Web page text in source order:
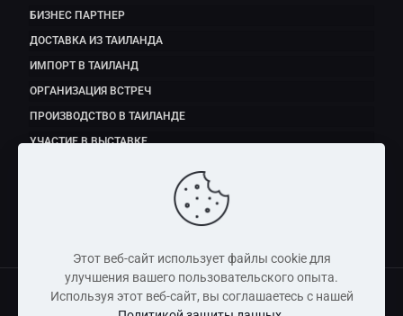
БИЗНЕС ПАРТНЕР
ДОСТАВКА ИЗ ТАИЛАНДА
ИМПОРТ В ТАИЛАНД
ОРГАНИЗАЦИЯ ВСТРЕЧ
ПРОИЗВОДСТВО В ТАИЛАНДЕ
УЧАСТИЕ В ВЫСТАВКЕ
Этот веб-сайт использует файлы cookie для
улучшения вашего пользовательского опыта.
Используя этот веб-сайт, вы соглашаетесь с нашей